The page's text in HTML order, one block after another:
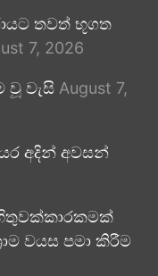
තවත් භූගත
7, 2026
වූ වැසි August 7,
අදින් අවසන්
වයස පමා කිරීම